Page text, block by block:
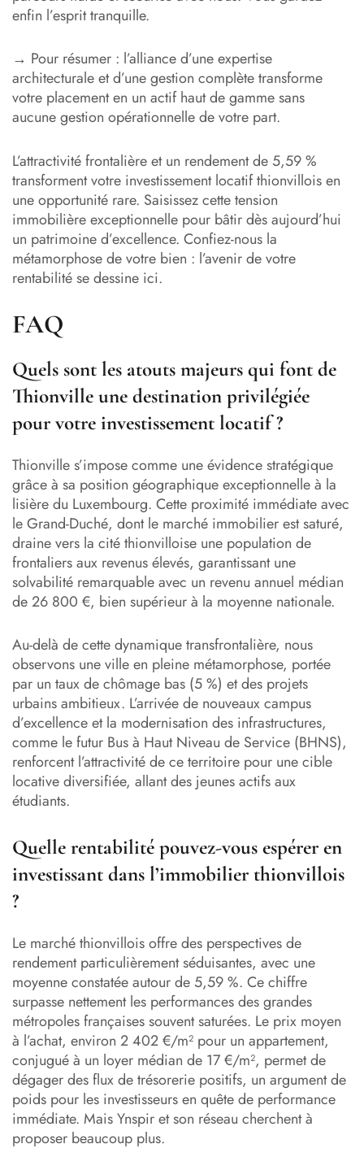
enfin l’esprit tranquille.
→ Pour résumer : l’alliance d’une expertise
architecturale et d’une gestion complète transforme
votre placement en un actif haut de gamme sans
aucune gestion opérationnelle de votre part.
L’attractivité frontalière et un rendement de 5,59 %
transforment votre investissement locatif thionvillois en
une opportunité rare. Saisissez cette tension
immobilière exceptionnelle pour bâtir dès aujourd’hui
un patrimoine d’excellence. Confiez-nous la
métamorphose de votre bien : l’avenir de votre
rentabilité se dessine ici.
FAQ
Quels sont les atouts majeurs qui font de
Thionville une destination privilégiée
pour votre investissement locatif ?
Thionville s’impose comme une évidence stratégique
grâce à sa position géographique exceptionnelle à la
lisière du Luxembourg. Cette proximité immédiate avec
le Grand-Duché, dont le marché immobilier est saturé,
draine vers la cité thionvilloise une population de
frontaliers aux revenus élevés, garantissant une
solvabilité remarquable avec un revenu annuel médian
de 26 800 €, bien supérieur à la moyenne nationale.
Au-delà de cette dynamique transfrontalière, nous
observons une ville en pleine métamorphose, portée
par un taux de chômage bas (5 %) et des projets
urbains ambitieux. L’arrivée de nouveaux campus
d’excellence et la modernisation des infrastructures,
comme le futur Bus à Haut Niveau de Service (BHNS),
renforcent l’attractivité de ce territoire pour une cible
locative diversifiée, allant des jeunes actifs aux
étudiants.
Quelle rentabilité pouvez-vous espérer en
investissant dans l’immobilier thionvillois
?
Le marché thionvillois offre des perspectives de
rendement particulièrement séduisantes, avec une
moyenne constatée autour de 5,59 %. Ce chiffre
surpasse nettement les performances des grandes
métropoles françaises souvent saturées. Le prix moyen
à l’achat, environ 2 402 €/m² pour un appartement,
conjugué à un loyer médian de 17 €/m², permet de
dégager des flux de trésorerie positifs, un argument de
poids pour les investisseurs en quête de performance
immédiate. Mais Ynspir et son réseau cherchent à
proposer beaucoup plus.